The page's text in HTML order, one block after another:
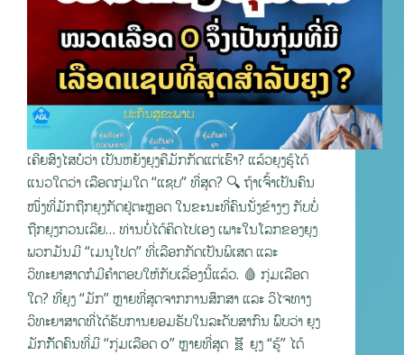
ເຄີຍສົງໄສບໍວ່າ ເປັນຫຍັງຍຸງຄືມັກກັດແຕ່ເຮົາ? ແລ້ວຍຸງຮູ້ໄດ້
ແນວໃດວ່າ ເລືອດກຸ່ມໃດ “ແຊບ” ທີ່ສຸດ? 🔍 ຖ້າເຈົ້າເປັນຄົນ
ໜຶ່ງທີ່ມັກຖືກຍຸງກັດຢູ່ຕະຫຼອດ ໃນຂະນະທີ່ຄົນນັ່ງຂ້າງໆ ກັບບໍ່
ຖືກຍຸງກວນເລີຍ… ທ່ານບໍ່ໄດ້ຄິດໄປເອງ ເພາະໃນໂລກຂອງຍຸງ
ພວກມັນມີ “ເມນູໂປດ” ທີ່ເລືອກກັດເປັນພິເສດ ແລະ
ວິທະຍາສາດກໍມີຄຳຕອບໃຫ້ກັບເລື່ອງນີ້ແລ້ວ. 🩸 ກຸ່ມເລືອດ
ໃດ? ທີ່ຍຸງ “ມັກ” ຫຼາຍທີ່ສຸດຈາກການສຶກສາ ແລະ ວິໄຈທາງ
ວິທະຍາສາດທີ່ໄດ້ຮັບການຍອມຮັບໃນລະດັບສາກົນ ພົບວ່າ ຍຸງ
ມັກກັັດຄົນທີ່ມີ “ກຸ່ມເລືອດ o” ຫຼາຍທີ່ສຸດ 🧬 ຍຸງ “ຮູ້” ໄດ້